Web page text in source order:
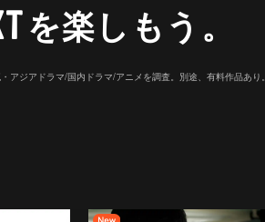
を楽しもう。
ジアドラマ/国内ドラマ/アニメを調査。別途、有料作品あり。